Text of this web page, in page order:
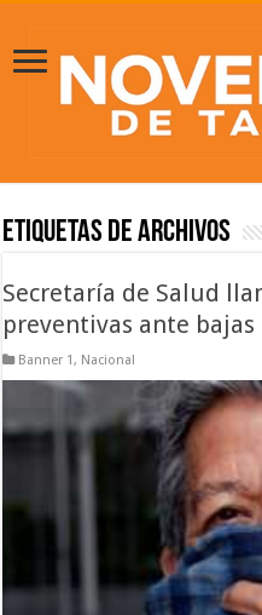
Etiquetas de Archivos
Secretaría de Salud
preventivas ante
Banner 1, Nacional